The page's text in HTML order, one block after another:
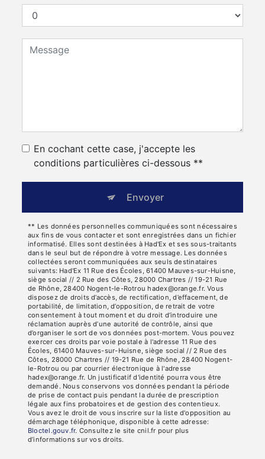
En cochant cette case, j'accepte les
conditions particulières ci-dessous **
Envoyer
** Les données personnelles communiquées sont nécessaires
aux fins de vous contacter et sont enregistrées dans un fichier
informatisé. Elles sont destinées à Had'Ex et ses sous-traitants
dans le seul but de répondre à votre message. Les données
collectées seront communiquées aux seuls destinataires
suivants: Had'Ex 11 Rue des Écoles, 61400 Mauves-sur-Huisne,
siège social // 2 Rue des Côtes, 28000 Chartres // 19-21 Rue
de Rhône, 28400 Nogent-le-Rotrou hadex@orange.fr. Vous
disposez de droits d’accès, de rectification, d’effacement, de
portabilité, de limitation, d’opposition, de retrait de votre
consentement à tout moment et du droit d’introduire une
réclamation auprès d’une autorité de contrôle, ainsi que
d’organiser le sort de vos données post-mortem. Vous pouvez
exercer ces droits par voie postale à l'adresse 11 Rue des
Écoles, 61400 Mauves-sur-Huisne, siège social // 2 Rue des
Côtes, 28000 Chartres // 19-21 Rue de Rhône, 28400 Nogent-
le-Rotrou ou par courrier électronique à l'adresse
hadex@orange.fr. Un justificatif d'identité pourra vous être
demandé. Nous conservons vos données pendant la période
de prise de contact puis pendant la durée de prescription
légale aux fins probatoires et de gestion des contentieux.
Vous avez le droit de vous inscrire sur la liste d'opposition au
démarchage téléphonique, disponible à cette adresse:
Bloctel.gouv.fr. Consultez le site cnil.fr pour plus
d’informations sur vos droits.